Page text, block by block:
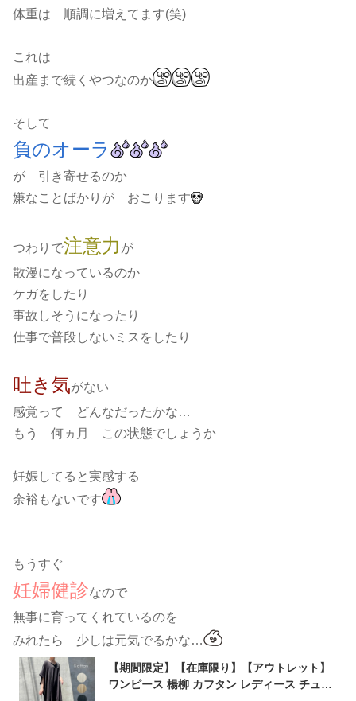
体重は 順調に増えてます(笑)
これは
出産まで続くやつなのか
そして
負のオーラ
が 引き寄せるのか
嫌なことばかりが おこります
つわりで注意力 が
散漫になっているのか
ケガをしたり
事故しそうになったり
仕事で普段しないミスをしたり
吐き気がない
感覚って どんなだったかな…
もう 何ヵ月 この状態でしょうか
妊娠してると実感する
余裕もないです
もうすぐ
妊婦健診なので
無事に育ってくれているのを
みれたら 少しは元気でるかな…
【期間限定】【在庫限り】【アウトレット】
ワンピース 楊柳 カフタン レディース チュニ